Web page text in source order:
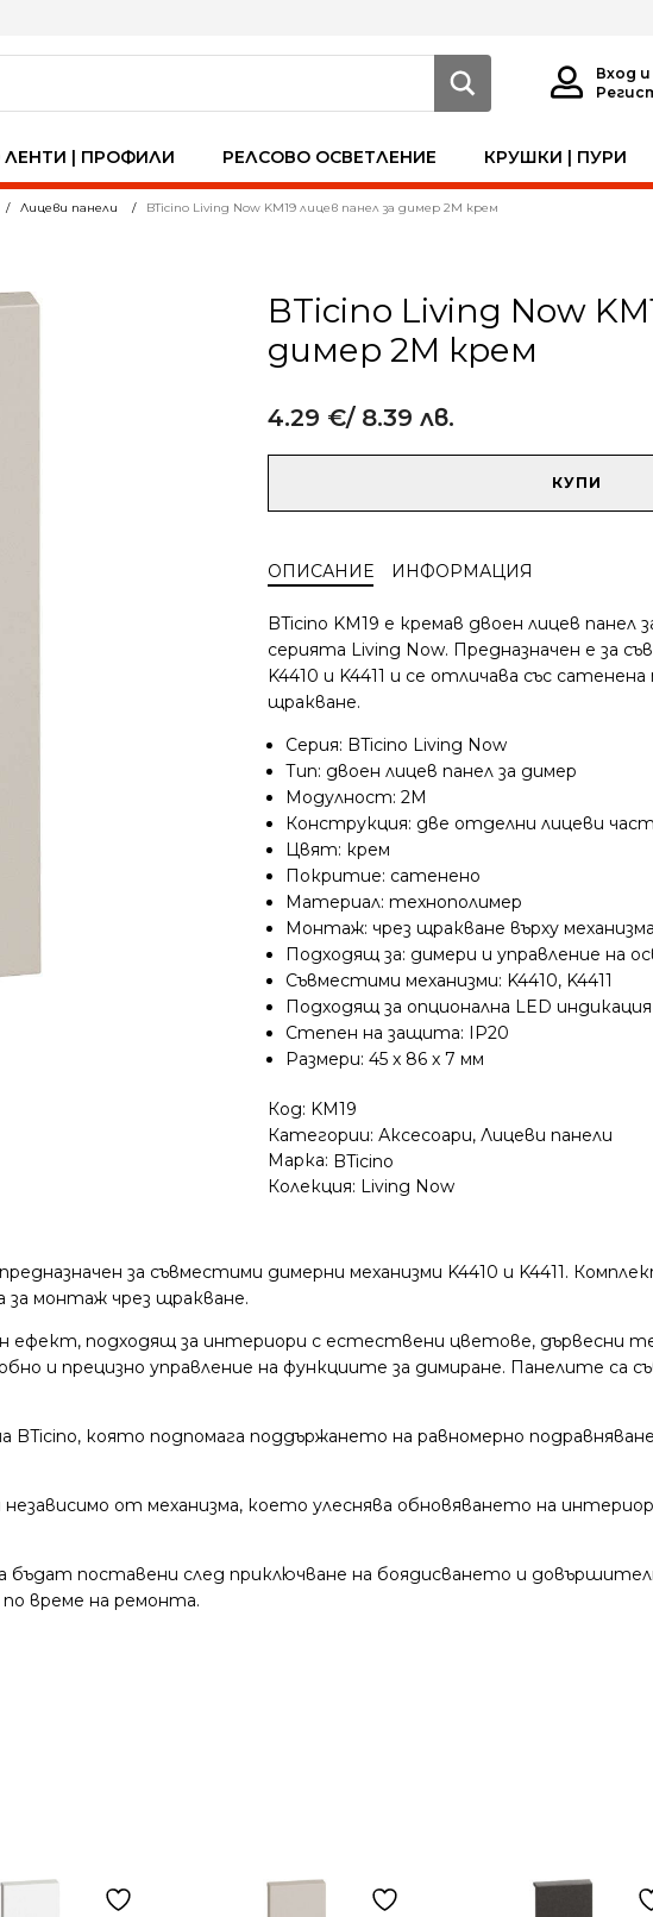
ЛЕНТИ | ПРОФИЛИ РЕЛСОВО ОСВЕТЛЕНИЕ КРУШКИ | ПУРИ
Вход и
Лицеви панели BTicino Living Now KM19 лицев панел за димер 2M крем
BTicino Living Now
димер 2M крем
4.29 €/ 8.39 лв.
Now
лицев
панел
за
димер
крем
КУПИ
ОПИСАНИЕ ИНФОРМАЦИЯ
BTicino KM19 е кремав двоен лицев панел
серията Living Now. Предназначен е за
K4410 и K4411 и се отличава със
щракване.
Серия: BTicino Living Now
Тип: двоен лицев панел за димер
Модулност: 2M
Конструкция: две отделни лицеви
Цвят: крем
Покритие: сатенено
Материал: технополимер
Монтаж: чрез щракване върху механизма
Подходящ за: димери и управление на
Съвместими механизми: K4410, K4411
Подходящ за опционална LED индикация
Степен на защита: IP20
Размери: 45 x 86 x 7 мм
Код: KM19
Категории: Аксесоари, Лицеви панели
Марка: BTicino
Колекция: Living Now
за съвместими димерни механизми K4410 и K4411.
за монтаж чрез щракване.
ефект, подходящ за интериори с естествени цветове, дървесни
и прецизно управление на функциите за димиране. Панелите са
която подпомага поддържането на равномерно
от механизма, което улеснява обновяването на
поставени след приключване на боядисването и
време на ремонта.